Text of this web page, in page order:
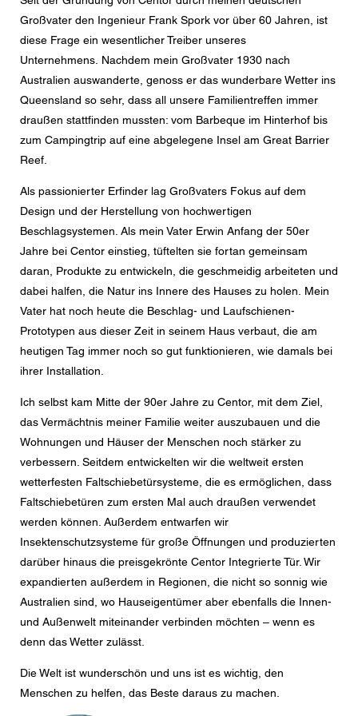
Großvater den Ingenieur Frank Spork vor über 60 Jahren, ist
diese Frage ein wesentlicher Treiber unseres
Unternehmens. Nachdem mein Großvater 1930 nach
Australien auswanderte, genoss er das wunderbare Wetter ins
Queensland so sehr, dass all unsere Familientreffen immer
draußen stattfinden mussten: vom Barbeque im Hinterhof bis
zum Campingtrip auf eine abgelegene Insel am Great Barrier
Reef.
Als passionierter Erfinder lag Großvaters Fokus auf dem
Design und der Herstellung von hochwertigen
Beschlagsystemen. Als mein Vater Erwin Anfang der 50er
Jahre bei Centor einstieg, tüftelten sie fortan gemeinsam
daran, Produkte zu entwickeln, die geschmeidig arbeiteten und
dabei halfen, die Natur ins Innere des Hauses zu holen. Mein
Vater hat noch heute die Beschlag- und Laufschienen-
Prototypen aus dieser Zeit in seinem Haus verbaut, die am
heutigen Tag immer noch so gut funktionieren, wie damals bei
ihrer Installation.
Ich selbst kam Mitte der 90er Jahre zu Centor, mit dem Ziel,
das Vermächtnis meiner Familie weiter auszubauen und die
Wohnungen und Häuser der Menschen noch stärker zu
verbessern. Seitdem entwickelten wir die weltweit ersten
wetterfesten Faltschiebetürsysteme, die es ermöglichen, dass
Faltschiebetüren zum ersten Mal auch draußen verwendet
werden können. Außerdem entwarfen wir
Insektenschutzsysteme für große Öffnungen und produzierten
darüber hinaus die preisgekrönte Centor Integrierte Tür. Wir
expandierten außerdem in Regionen, die nicht so sonnig wie
Australien sind, wo Hauseigentümer aber ebenfalls die Innen-
und Außenwelt miteinander verbinden möchten – wenn es
denn das Wetter zulässt.
Die Welt ist wunderschön und uns ist es wichtig, den
Menschen zu helfen, das Beste daraus zu machen.